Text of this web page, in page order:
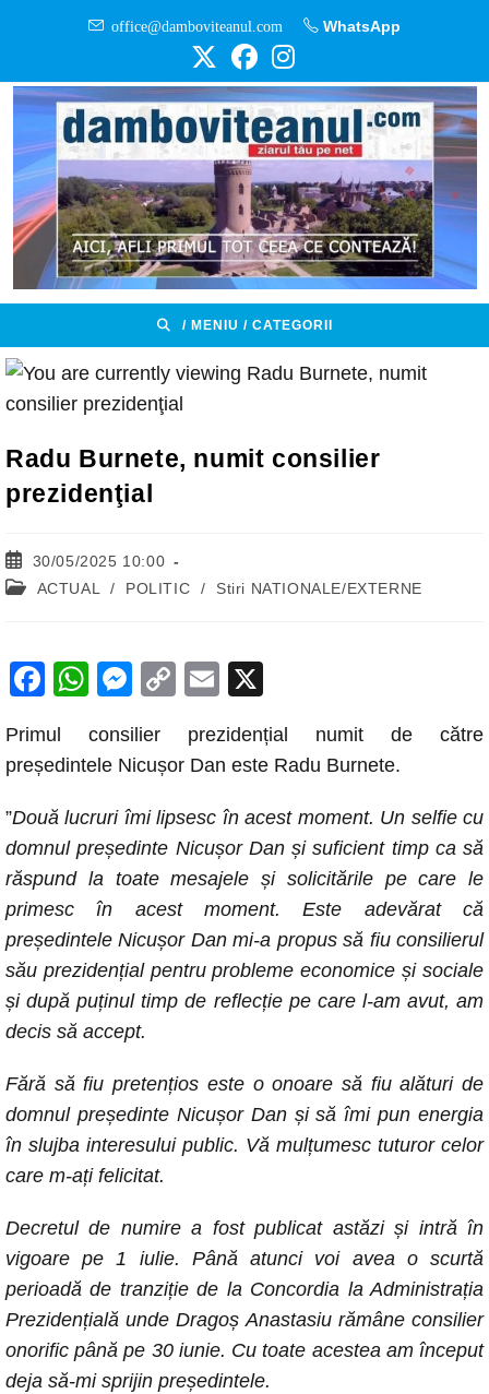
office@damboviteanul.com WhatsApp
/ MENIU / CATEGORII
Radu Burnete, numit consilier
prezidenţial
Post
published:
30/05/2025 10:00
Post ACTUAL / POLITIC / Stiri NATIONALE/EXTERNE
F
c
e
b
o
o
k
W
at
s
A
p
p
M
ss
e
n
g
er
C
p
y
Li
n
k
E
ail
Primul consilier prezidențial numit de către
președintele Nicușor Dan este Radu Burnete.
”Două lucruri îmi lipsesc în acest moment. Un selfie cu
domnul președinte Nicușor Dan și suficient timp ca să
răspund la toate mesajele și solicitările pe care le
primesc în acest moment. Este adevărat că
președintele Nicușor Dan mi-a propus să fiu consilierul
său prezidențial pentru probleme economice și sociale
și după puținul timp de reflecție pe care l-am avut, am
decis să accept.
Fără să fiu pretențios este o onoare să fiu alături de
domnul președinte Nicușor Dan și să îmi pun energia
în slujba interesului public. Vă mulțumesc tuturor celor
care m-ați felicitat.
Decretul de numire a fost publicat astăzi și intră în
vigoare pe 1 iulie. Până atunci voi avea o scurtă
perioadă de tranziție de la Concordia la Administrația
Prezidențială unde Dragoș Anastasiu rămâne consilier
onorific până pe 30 iunie. Cu toate acestea am început
deja să-mi sprijin președintele.